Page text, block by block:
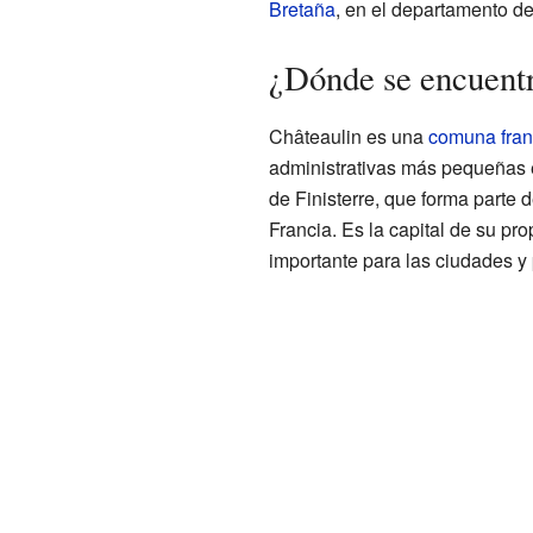
Bretaña, en el departamento
¿Dónde se
Châteaulin es unacomuna
administrativas más
de Finisterre, que forma parte
Francia. Es la capital de su
importante para las ciudades